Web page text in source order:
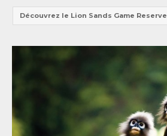
Découvrez le Lion Sands Game Reserve